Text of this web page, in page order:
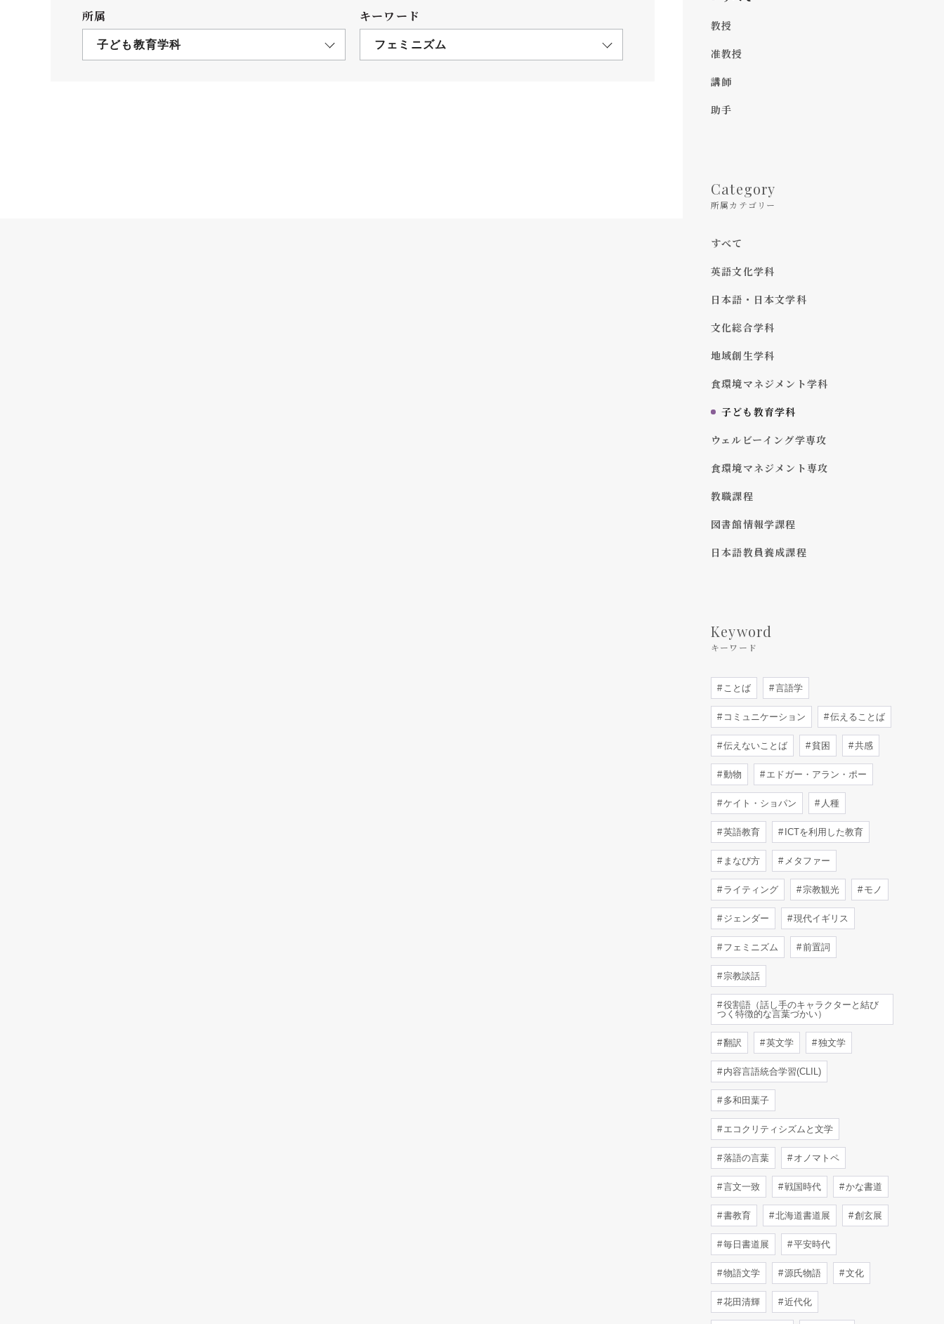
３Dパノラマビュー
所属
子ども教育学科
キーワード
フェミニズム
教授
准教授
講師
助手
Category
所属カテゴリー
すべて
英語文化学科
日本語・日本文学科
文化総合学科
地域創生学科
食環境マネジメント学科
子ども教育学科
ウェルビーイング学専攻
食環境マネジメント専攻
教職課程
図書館情報学課程
日本語教員養成課程
Keyword
キーワード
ことば 言語学
コミュニケーション 伝えることば
伝えないことば 貧困 共感
動物 エドガー・アラン・ポー
ケイト・ショパン 人種
英語教育 ICTを利用した教育
まなび方 メタファー
ライティング 宗教観光 モノ
ジェンダー 現代イギリス
フェミニズム 前置詞
宗教談話
役割語（話し手のキャラクターと結び
つく特徴的な言葉づかい）
翻訳 英文学 独文学
内容言語統合学習(CLIL)
多和田葉子
エコクリティシズムと文学
落語の言葉 オノマトペ
言文一致 戦国時代 かな書道
書教育 北海道書道展 創玄展
毎日書道展 平安時代
物語文学 源氏物語 文化
花田清輝 近代化